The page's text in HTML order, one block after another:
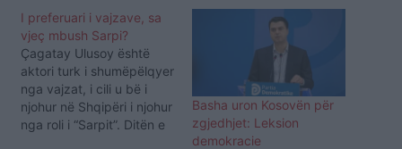
I preferuari i vajzave, sa
vjeç mbush Sarpi?
Çagatay Ulusoy është
aktori turk i shumëpëlqyer
nga vajzat, i cili u bë i
njohur në Shqipëri i njohur
nga roli i “Sarpit”. Ditën e
Basha uron Kosovën për
zgjedhjet: Leksion
demokracie